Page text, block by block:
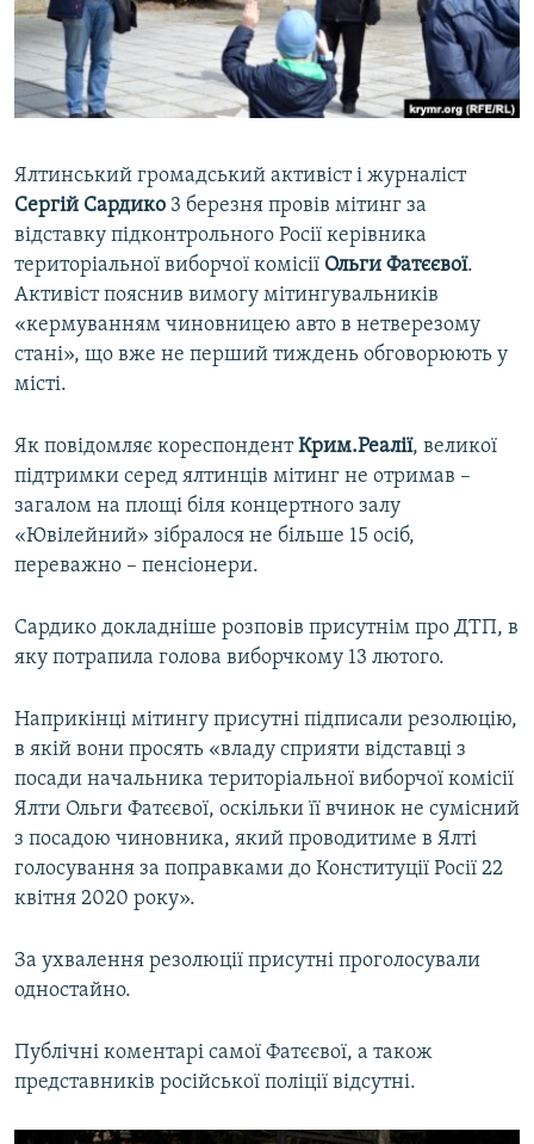
ВІДЕОУРОКИ «ELIFBE»
СВІДЧЕННЯ ОКУПАЦІЇ
УКРАЇНСЬКА ПРОБЛЕМА КРИМУ
Русский
Qırımtatar
Усі сайти RFE/RL
Ялтинський громадський активіст і журналіст
Сергій Сардико 3 березня провів мітинг за
відставку підконтрольного Росії керівника
територіальної виборчої комісії Ольги Фатєєвої.
Активіст пояснив вимогу мітингувальників
«кермуванням чиновницею авто в нетверезому
стані», що вже не перший тиждень обговорюють у
місті.
Як повідомляє кореспондентКрим.Реалії, великої
підтримки серед ялтинців мітинг не отримав –
загалом на площі біля концертного залу
«Ювілейний» зібралося не більше 15 осіб,
переважно – пенсіонери.
Сардико докладніше розповів присутнім про ДТП, в
яку потрапила голова виборчкому 13 лютого.
Наприкінці мітингу присутні підписали резолюцію,
в якій вони просять «владу сприяти відставці з
посади начальника територіальної виборчої комісії
Ялти Ольги Фатєєвої, оскільки її вчинок не сумісний
з посадою чиновника, який проводитиме в Ялті
голосування за поправками до Конституції Росії 22
квітня 2020 року».
За ухвалення резолюції присутні проголосували
одностайно.
Публічні коментарі самої Фатєєвої, а також
представників російської поліції відсутні.